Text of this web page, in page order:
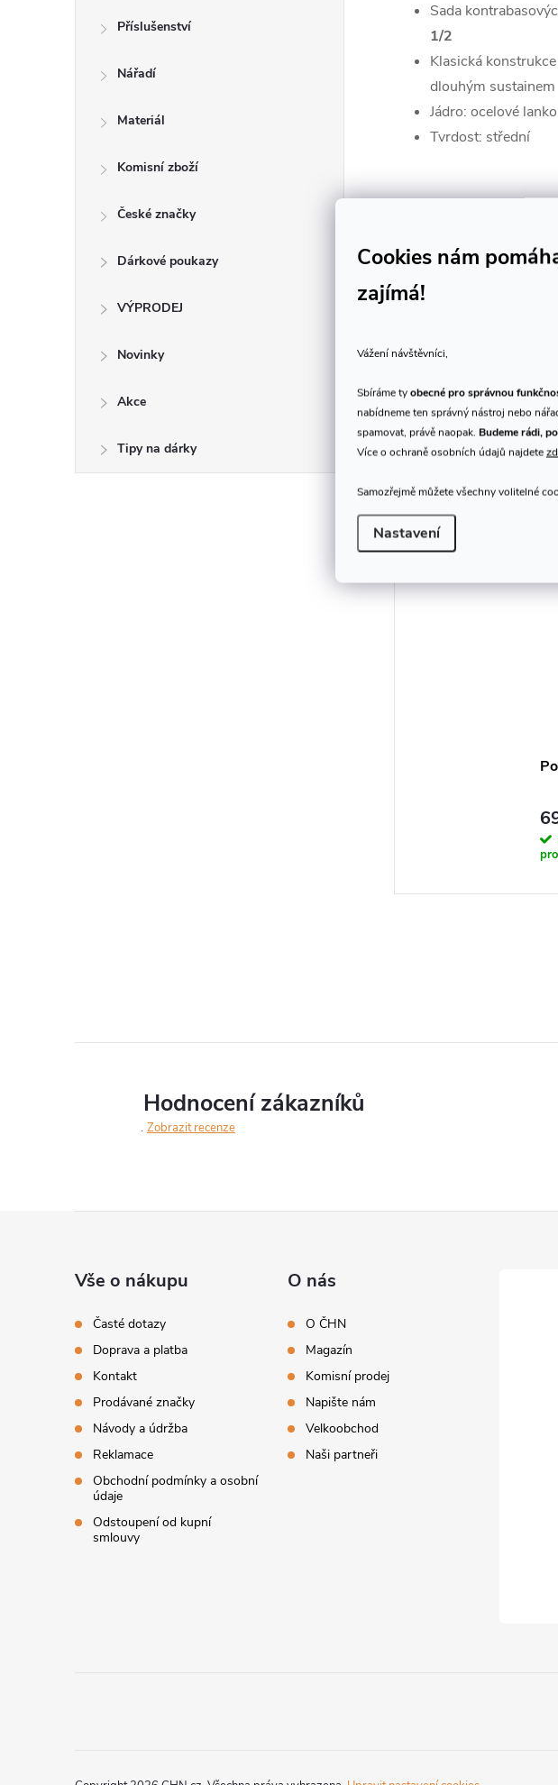
Cookies nám
zajímá!
Vážení návštěvníci,
Sbíráme tyobecné pro správnou
nabídneme ten správný nástroj nebo
spamovat, právě naopak. Budeme rádi,
Více o ochraně osobních údajů najdete
Samozřejmě můžete všechny volitelné
Nastavení
Příslušenství
Nářadí
Materiál
Komisní zboží
České značky
Dárkové poukazy
VÝPRODEJ
Novinky
Akce
Tipy na dárky
Sada
1/2
Klasická
dlouhým sustainem
Jádro: ocelové lanko
Tvrdost: střední
K
Hodnocení zákazníků
Zobrazit recenze
Vše o nákupu
Časté dotazy
Doprava a platba
Kontakt
Prodávané značky
Návody a údržba
Reklamace
Obchodní podmínky a osobní
údaje
Odstoupení od kupní
smlouvy
O nás
O ČHN
Magazín
Komisní prodej
Napište nám
Velkoobchod
Naši partneři